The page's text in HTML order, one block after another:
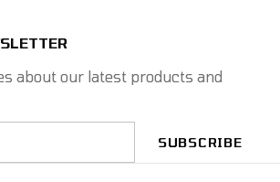
about our latest products and
SUBSCRIBE